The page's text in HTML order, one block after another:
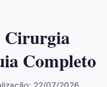
Cirurgia
Completo
22/07/2026